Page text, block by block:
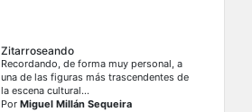
Zitarroseando
Recordando, de forma muy personal, a
una de las figuras más trascendentes de
la escena cultural...
PorMiguel Millán Sequeira